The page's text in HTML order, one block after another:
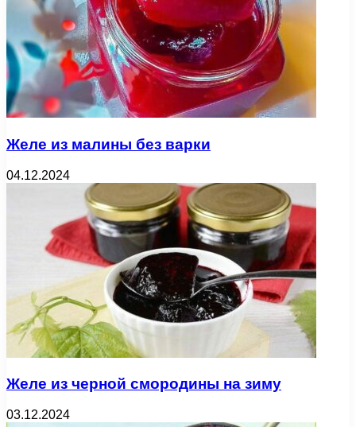
Желе из малины без варки
04.12.2024
Желе из черной смородины на зиму
03.12.2024